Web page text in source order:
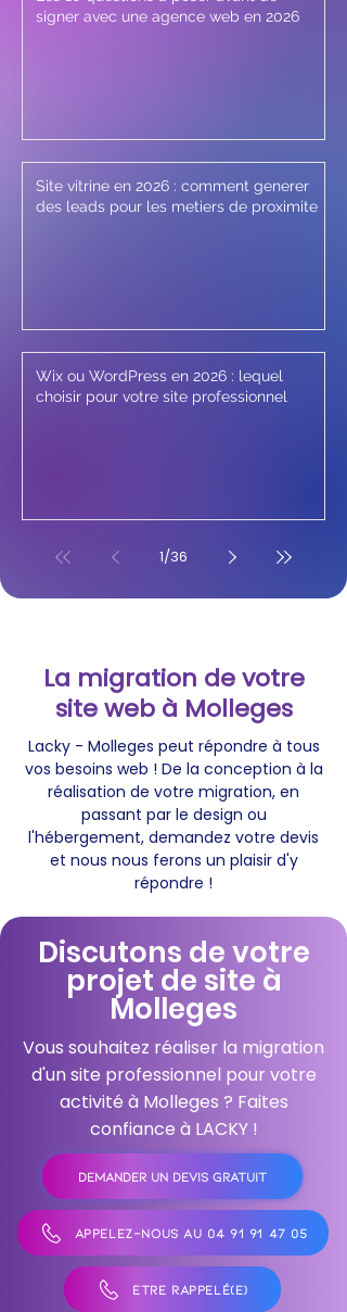
signer avec une agence web en 2026
Site vitrine en 2026 : comment generer
des leads pour les metiers de proximite
Wix ou WordPress en 2026 : lequel
choisir pour votre site professionnel
1/36
La migration de votre
site web à Molleges
Lacky - Molleges peut répondre à tous
vos besoins web ! De la conception à la
réalisation de votre migration, en
passant par le design ou
l'hébergement, demandez votre devis
et nous nous ferons un plaisir d'y
répondre !
Discutons de votre
projet de site à
Molleges
Vous souhaitez réaliser la migration
d'un site professionnel pour votre
activité à Molleges ? Faites
confiance à LACKY !
DEMANDER UN DEVIS GRATUIT
APPELEZ-NOUS AU 04 91 91 47 05
ÊTRE RAPPELÉ(E)